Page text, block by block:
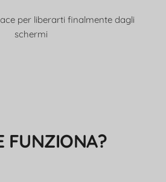
per liberarti finalmente dagli
schermi
FUNZIONA?